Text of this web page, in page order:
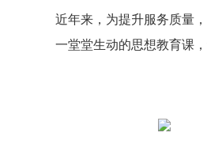
近年来，为提升服务质量
一堂堂生动的思想教育课